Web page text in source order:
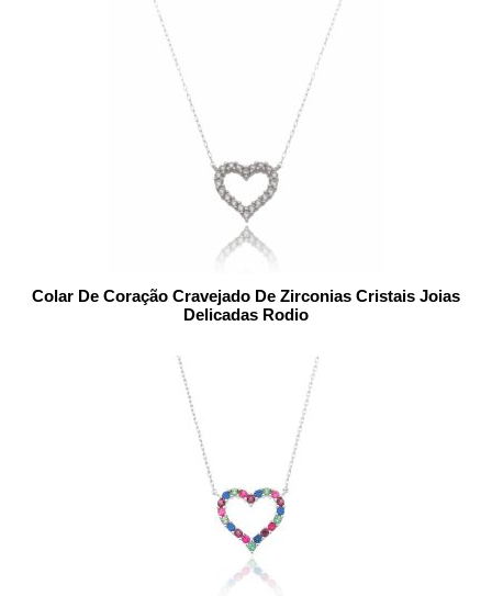
Colar De Coração Cravejado De Zirconias Cristais Joias
Delicadas Rodio